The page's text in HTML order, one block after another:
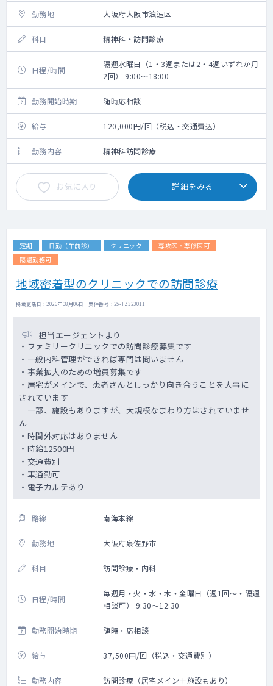
勤務地 大阪府大阪市浪速区
科目 精神科・訪問診療
日程/時間
隔週水曜日（1・3週または2・4週いずれか月
2回） 9:00～18:00
勤務開始時期 随時応相談
給与 120,000円/回（税込・交通費込）
勤務内容 精神科訪問診療
お気に入り 詳細をみる
定期 日勤（午前診） クリニック
専攻医・専修医可
隔週勤務可
地域密着型のクリニックでの訪問診療
掲載更新日 : 2026年08月06日 案件番号 : 25-TZ323011
担当エージェントより
・ファミリークリニックでの訪問診療募集です
・一般内科管理ができれば専門は問いません
・事業拡大のための増員募集です
・居宅がメインで、患者さんとしっかり向き合うことを大事に
されています
一部、施設もありますが、大規模なまわり方はされていませ
ん
・時間外対応はありません
・時給12500円
・交通費別
・車通勤可
・電子カルテあり
路線 南海本線
勤務地 大阪府泉佐野市
科目 訪問診療・内科
日程/時間
毎週月・火・水・木・金曜日（週1回～・隔週
相談可） 9:30～12:30
勤務開始時期 随時・応相談
給与 37,500円/回（税込・交通費別）
勤務内容 訪問診療（居宅メイン＋施設もあり）